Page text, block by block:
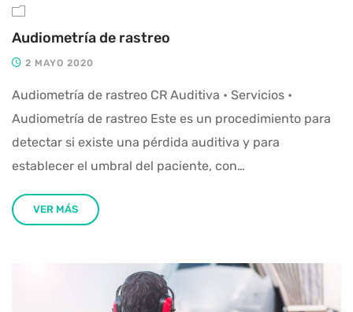
Audiometría de rastreo
2 MAYO 2020
Audiometría de rastreo CR Auditiva • Servicios •
Audiometría de rastreo Este es un procedimiento para
detectar si existe una pérdida auditiva y para
establecer el umbral del paciente, con…
VER MÁS